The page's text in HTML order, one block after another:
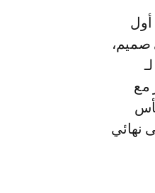
صميم،
مع
نهائي